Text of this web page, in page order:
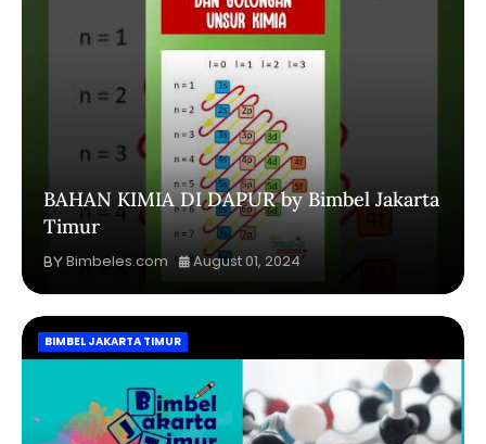
BAHAN KIMIA DI DAPUR by Bimbel Jakarta
Timur
Bimbeles.com August 01, 2024
BIMBEL JAKARTA TIMUR